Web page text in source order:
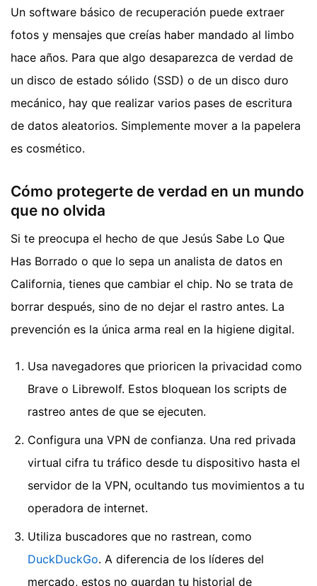
Un software básico de recuperación puede extraer
fotos y mensajes que creías haber mandado al limbo
hace años. Para que algo desaparezca de verdad de
un disco de estado sólido (SSD) o de un disco duro
mecánico, hay que realizar varios pases de escritura
de datos aleatorios. Simplemente mover a la papelera
es cosmético.
Cómo protegerte de verdad en un mundo
que no olvida
Si te preocupa el hecho de que Jesús Sabe Lo Que
Has Borrado o que lo sepa un analista de datos en
California, tienes que cambiar el chip. No se trata de
borrar después, sino de no dejar el rastro antes. La
prevención es la única arma real en la higiene digital.
Usa navegadores que prioricen la privacidad como
Brave o Librewolf. Estos bloquean los scripts de
rastreo antes de que se ejecuten.
Configura una VPN de confianza. Una red privada
virtual cifra tu tráfico desde tu dispositivo hasta el
servidor de la VPN, ocultando tus movimientos a tu
operadora de internet.
Utiliza buscadores que no rastrean, como
DuckDuckGo. A diferencia de los líderes del
mercado, estos no guardan tu historial de